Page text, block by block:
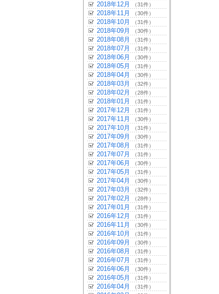
2018年12月 （31件）
2018年11月 （30件）
2018年10月 （31件）
2018年09月 （30件）
2018年08月 （31件）
2018年07月 （31件）
2018年06月 （30件）
2018年05月 （31件）
2018年04月 （30件）
2018年03月 （32件）
2018年02月 （28件）
2018年01月 （31件）
2017年12月 （31件）
2017年11月 （30件）
2017年10月 （31件）
2017年09月 （30件）
2017年08月 （31件）
2017年07月 （31件）
2017年06月 （30件）
2017年05月 （31件）
2017年04月 （30件）
2017年03月 （32件）
2017年02月 （28件）
2017年01月 （31件）
2016年12月 （31件）
2016年11月 （30件）
2016年10月 （31件）
2016年09月 （30件）
2016年08月 （31件）
2016年07月 （31件）
2016年06月 （30件）
2016年05月 （31件）
2016年04月 （31件）